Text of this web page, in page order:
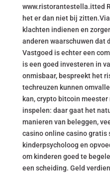
www.ristorantestella.itted
het er dan niet bij
klachten indienen en
anderen waarschuwen dat
Vastgoed is echter een
is een goed investeren in
onmisbaar, bespreekt het
techreuzen kunnen
kan, crypto bitcoin
inspelen: daar gaat het
manieren van beleggen,
casino online casino gratis
kinderpsycholoog en
om kinderen goed te
een scheiding. Geld